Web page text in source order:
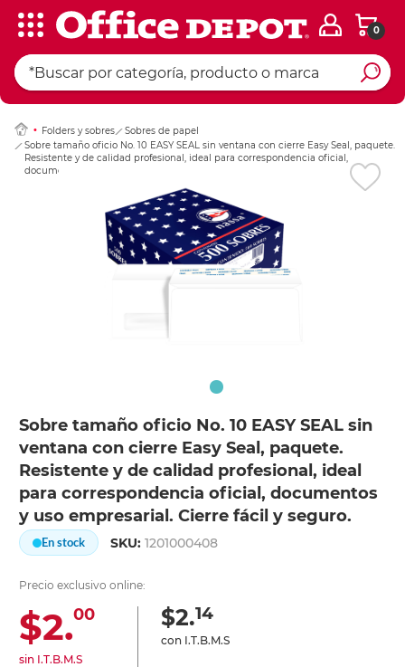
0
Folders y sobres
Sobres de papel
Sobre tamaño oficio No. 10 EASY SEAL sin ventana con cierre Easy Seal, paquete.
Resistente y de calidad profesional, ideal para correspondencia oficial,
documentos y uso empresarial. Cierre fácil y seguro.
Sobre tamaño oficio No. 10 EASY SEAL sin
ventana con cierre Easy Seal, paquete.
Resistente y de calidad profesional, ideal
para correspondencia oficial, documentos
y uso empresarial. Cierre fácil y seguro.
En stock SKU:1201000408
Precio exclusivo online:
$2.00
sin I.T.B.M.S
$2.14
con I.T.B.M.S
Ingresar Codigo